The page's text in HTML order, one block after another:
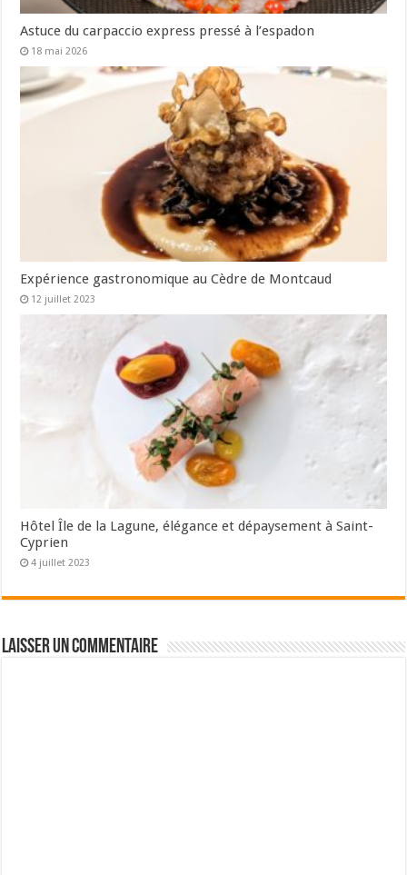
Astuce du carpaccio express pressé à l’espadon
18 mai 2026
Expérience gastronomique au Cèdre de Montcaud
12 juillet 2023
Hôtel Île de la Lagune, élégance et dépaysement à Saint-
Cyprien
4 juillet 2023
Laisser un commentaire